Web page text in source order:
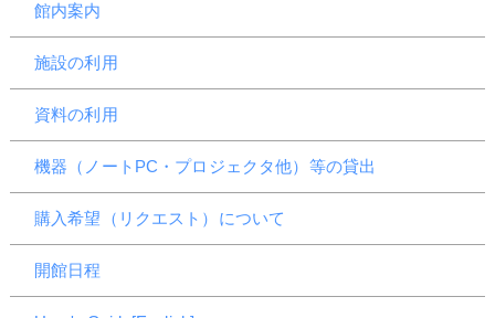
館内案内
施設の利用
資料の利用
機器（ノートPC・プロジェクタ他）等の貸出
購入希望（リクエスト）について
開館日程